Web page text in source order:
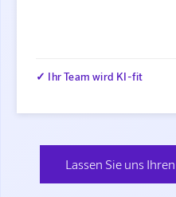
✓ Ihr Team wird KI-fit
Lassen Sie uns